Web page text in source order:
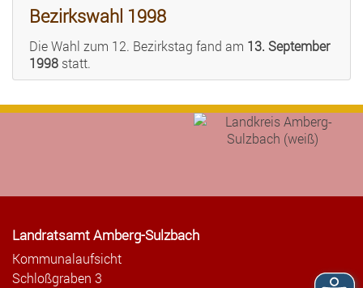
Bezirkswahl 1998
Die Wahl zum 12. Bezirkstag fand am 13. September
1998 statt.
Landratsamt Amberg-Sulzbach
Kommunalaufsicht
Schloßgraben 3